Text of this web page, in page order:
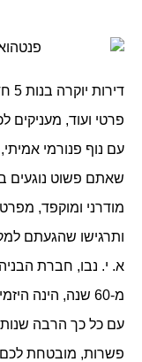
פרטי ועוד,
עם נוף פנורמי
שאתם פשוט נוגעים
מודרני ומוקפד, מפרט
ותרגישו שהגעתם
א. י. נבו, חברת
מ-60 שנה, הינה
עם כל כך הרבה שנות
פשרות, מובטחת לכם